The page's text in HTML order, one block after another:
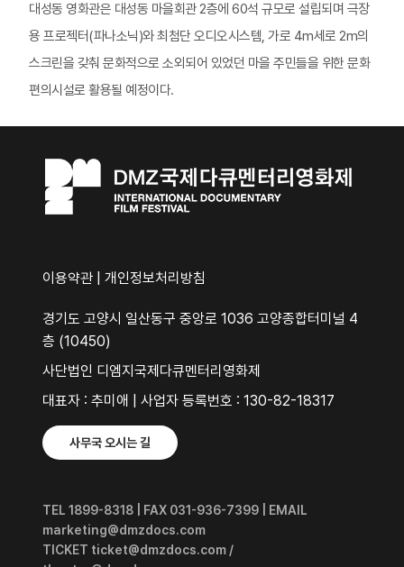
대성동 영화관은 대성동 마을회관 2층에 60석 규모로 설립되며 극장
용 프로젝터(파나소닉)와 최첨단 오디오시스템, 가로 4m세로 2m의
스크린을 갖춰 문화적으로 소외되어 있었던 마을 주민들을 위한 문화
편의시설로 활용될 예정이다.
이용약관 개인정보처리방침
경기도 고양시 일산동구 중앙로 1036 고양종합터미널 4
층 (10450)
사단법인 디엠지국제다큐멘터리영화제
대표자 : 추미애 | 사업자 등록번호 : 130-82-18317
사무국 오시는 길
TEL 1899-8318 | FAX 031-936-7399 | EMAIL
marketing@dmzdocs.com
TICKET ticket@dmzdocs.com /